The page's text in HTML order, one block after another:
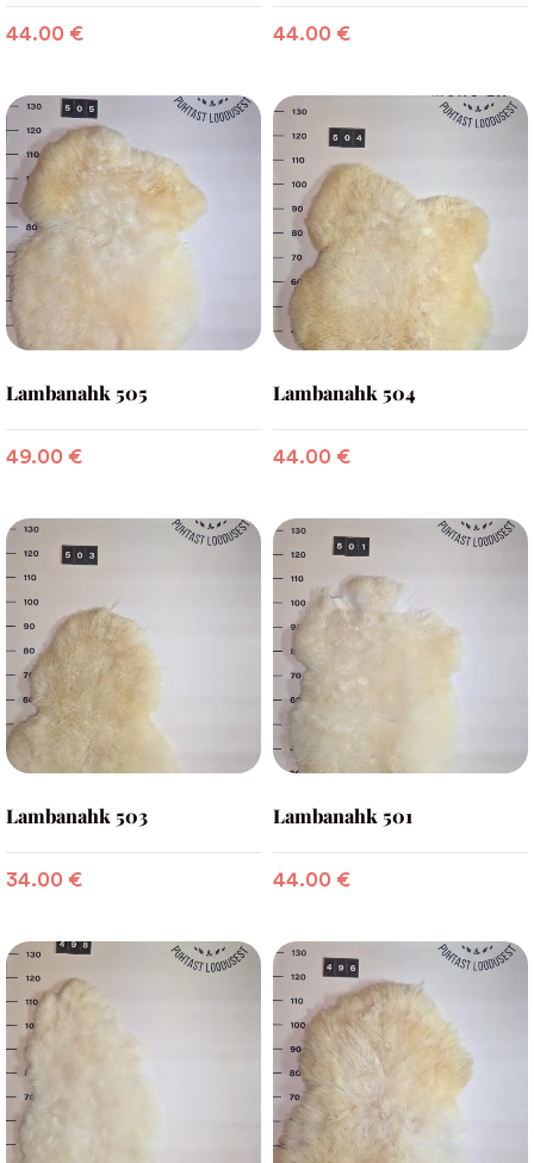
44.00 € 44.00 €
Lambanahk 505
49.00 €
Lambanahk 504
44.00 €
Lambanahk 503
34.00 €
Lambanahk 501
44.00 €